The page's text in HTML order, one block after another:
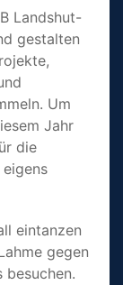
Landshut-
gestalten
Um
Jahr
die
eintanzen
gegen
besu­chen.